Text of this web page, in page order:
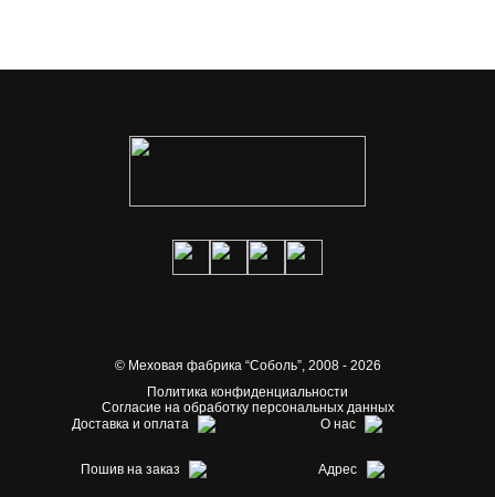
© Меховая фабрика “Соболь”,2008 - 2026
Политика конфиденциальности
Согласие на обработку персональных данных
Доставка и оплата
О нас
Пошив на заказ Адрес